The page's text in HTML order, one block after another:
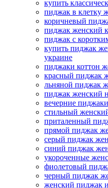
купить
пиджак в клетку
коричневый
пиджак женский
пиджак с
купить пиджак
украине
пиджаки коттон
красный пиджак
льняной пиджак
пиджак женский
вечерние
стильный
приталенный
прямой пиджак
серый пиджак
синий пиджак
укороченные
фиолетовый
черный пиджак
женский пиджак